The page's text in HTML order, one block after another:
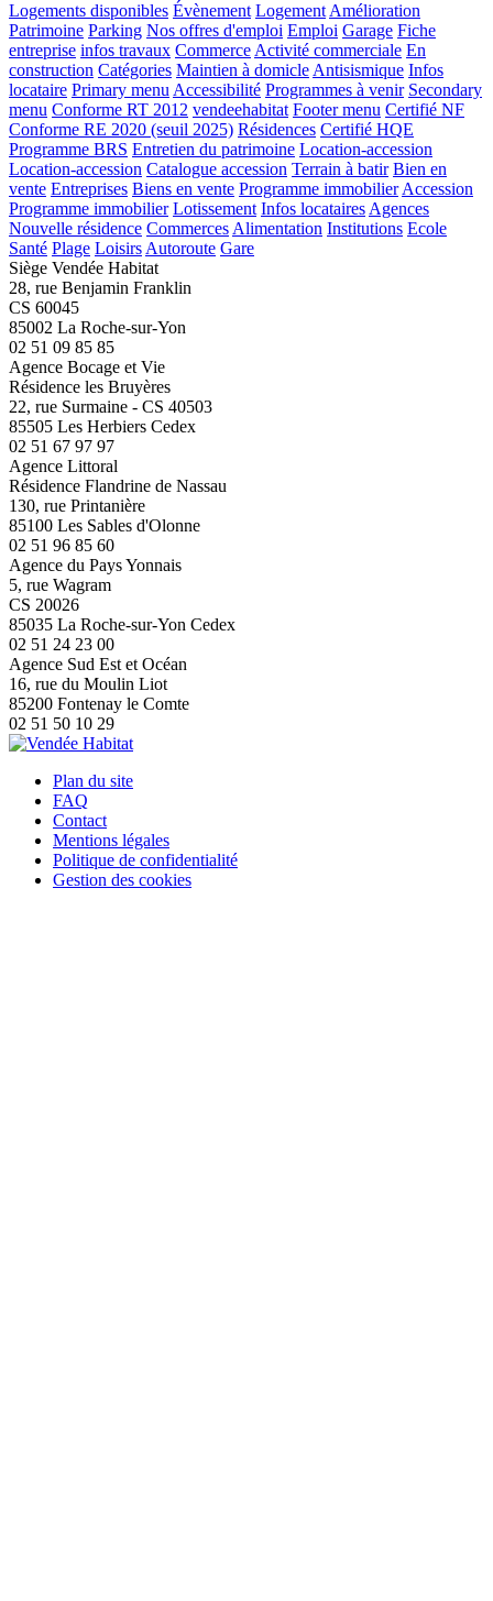
Logements disponibles Évènement LogementAmélioration
Patrimoine Parking Nos offres d'emploi Emploi Garage Fiche
entreprise infos travaux CommerceActivité commerciale En
construction Catégories Maintien à domicleAntisismique Infos
locataire Primary menuAccessibilité Programmes à venir Secondary
menu Conforme RT 2012 vendeehabitat Footer menu Certifié NF
Conforme RE 2020 (seuil 2025) Résidences Certifié HQE
Programme BRS Entretien du patrimoine Location-accession
Location-accession Catalogue accession Terrain à batir Bien en
vente Entreprises Biens en vente Programme immobilierAccession
Programme immobilier Lotissement Infos locatairesAgences
Nouvelle résidence CommercesAlimentation Institutions Ecole
Santé Plage LoisirsAutoroute Gare
Siège Vendée Habitat
28, rue Benjamin Franklin
CS 60045
85002 La Roche-sur-Yon
02 51 09 85 85
Agence Bocage et Vie
Résidence les Bruyères
22, rue Surmaine - CS 40503
85505 Les Herbiers Cedex
02 51 67 97 97
Agence Littoral
Résidence Flandrine de Nassau
130, rue Printanière
85100 Les Sables d'Olonne
02 51 96 85 60
Agence du Pays Yonnais
5, rue Wagram
CS 20026
85035 La Roche-sur-Yon Cedex
02 51 24 23 00
Agence Sud Est et Océan
16, rue du Moulin Liot
85200 Fontenay le Comte
02 51 50 10 29
Plan du site
FAQ
Contact
Mentions légales
Politique de confidentialité
Gestion des cookies